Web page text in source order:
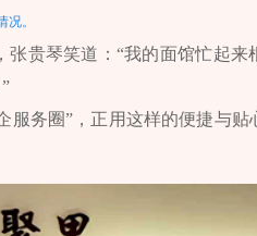
。
贵琴笑道：“我的面馆忙起来
服务圈”，正用这样的便捷与贴